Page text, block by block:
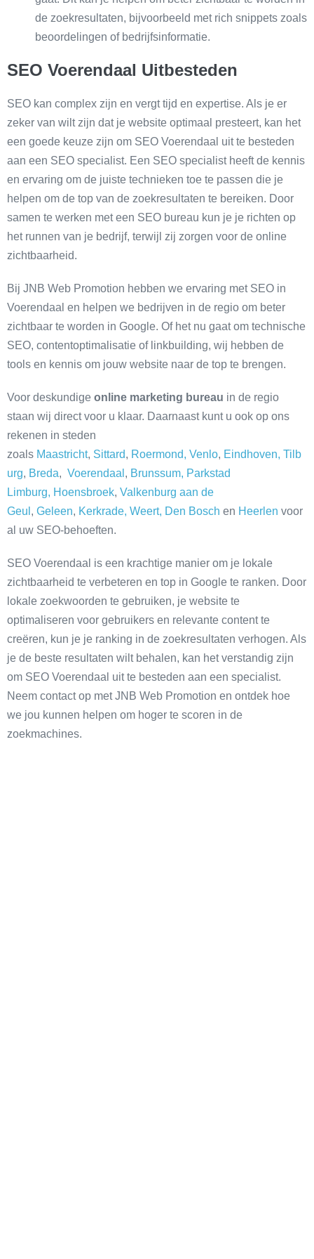
de zoekresultaten, bijvoorbeeld met rich snippets zoals
beoordelingen of bedrijfsinformatie.
SEO Voerendaal Uitbesteden
SEO kan complex zijn en vergt tijd en expertise. Als je er
zeker van wilt zijn dat je website optimaal presteert, kan het
een goede keuze zijn om SEO Voerendaal uit te besteden
aan een SEO specialist. Een SEO specialist heeft de kennis
en ervaring om de juiste technieken toe te passen die je
helpen om de top van de zoekresultaten te bereiken. Door
samen te werken met een SEO bureau kun je je richten op
het runnen van je bedrijf, terwijl zij zorgen voor de online
zichtbaarheid.
Bij JNB Web Promotion hebben we ervaring met SEO in
Voerendaal en helpen we bedrijven in de regio om beter
zichtbaar te worden in Google. Of het nu gaat om technische
SEO, contentoptimalisatie of linkbuilding, wij hebben de
tools en kennis om jouw website naar de top te brengen.
Voor deskundige online marketing bureau in de regio
staan wij direct voor u klaar. Daarnaast kunt u ook op ons
rekenen in steden
zoals Maastricht, Sittard, Roermond, Venlo, Eindhoven, Tilb
urg, Breda, Voerendaal , Brunssum, Parkstad
Limburg, Hoensbroek, Valkenburg aan de
Geul , Geleen, Kerkrade, Weert, Den Bosch en Heerlen voor
al uw SEO-behoeften.
SEO Voerendaal is een krachtige manier om je lokale
zichtbaarheid te verbeteren en top in Google te ranken. Door
lokale zoekwoorden te gebruiken, je website te
optimaliseren voor gebruikers en relevante content te
creëren, kun je je ranking in de zoekresultaten verhogen. Als
je de beste resultaten wilt behalen, kan het verstandig zijn
om SEO Voerendaal uit te besteden aan een specialist.
Neem contact op met JNB Web Promotion en ontdek hoe
we jou kunnen helpen om hoger te scoren in de
zoekmachines.